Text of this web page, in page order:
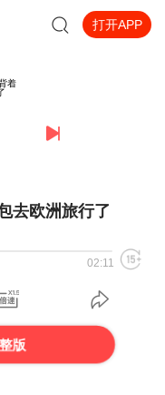
打开APP
去欧洲旅行了
02:11
版